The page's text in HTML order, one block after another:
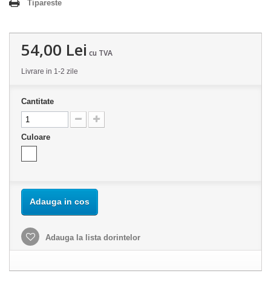
Tipareste
54,00 Lei cu TVA
Livrare in 1-2 zile
Cantitate
Culoare
Adauga in cos
Adauga la lista dorintelor